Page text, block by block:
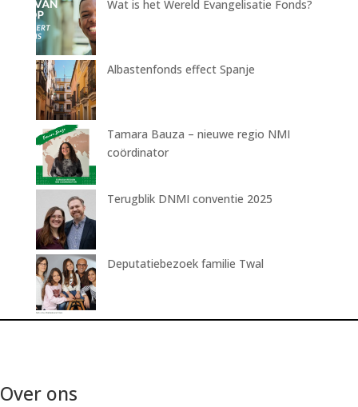
Wat is het Wereld Evangelisatie Fonds?
Albastenfonds effect Spanje
Tamara Bauza – nieuwe regio NMI
coördinator
Terugblik DNMI conventie 2025
Deputatiebezoek familie Twal
Over ons